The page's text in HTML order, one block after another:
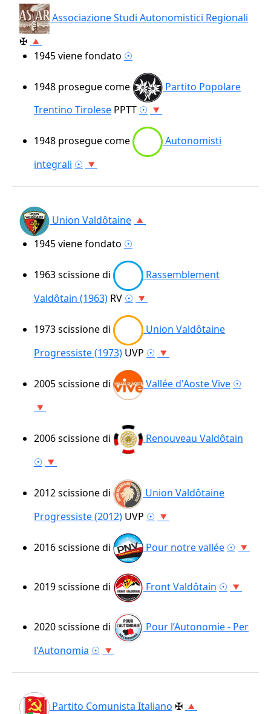
Associazione Studi Autonomistici Regionali
✠ 🔺
1945viene fondato ☉
1948 prosegue come
Partito Popolare
Trentino Tirolese PPTT ☉ 🔻
1948 prosegue come
Autonomisti
integrali ☉ 🔻
Union Valdôtaine 🔺
1945viene fondato ☉
1963scissione di
Rassemblement
Valdôtain (1963) RV ☉ 🔻
1973scissione di
Union Valdôtaine
Progressiste (1973) UVP ☉ 🔻
2005scissione di Vallée d'Aoste Vive ☉
🔻
2006scissione di
Renouveau Valdôtain
☉ 🔻
2012scissione di
Union Valdôtaine
Progressiste (2012) UVP ☉ 🔻
2016scissione di Pour notre vallée ☉ 🔻
2019scissione di Front Valdôtain ☉ 🔻
2020scissione di
Pour l’Autonomie - Per
l'Autonomia ☉ 🔻
Partito Comunista Italiano ✠ 🔺